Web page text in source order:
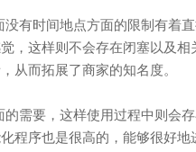
有时间地点方面的限制有着
，这样则不会存在闭塞以及
从而拓展了商家的知名度。
需要，这样使用过程中则会
程序也是很高的，能够很好